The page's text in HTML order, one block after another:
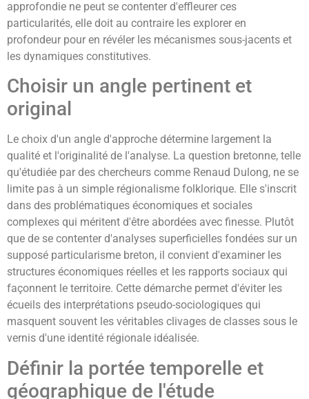
approfondie ne peut se contenter d'effleurer ces
particularités, elle doit au contraire les explorer en
profondeur pour en révéler les mécanismes sous-jacents et
les dynamiques constitutives.
Choisir un angle pertinent et
original
Le choix d'un angle d'approche détermine largement la
qualité et l'originalité de l'analyse. La question bretonne, telle
qu'étudiée par des chercheurs comme Renaud Dulong, ne se
limite pas à un simple régionalisme folklorique. Elle s'inscrit
dans des problématiques économiques et sociales
complexes qui méritent d'être abordées avec finesse. Plutôt
que de se contenter d'analyses superficielles fondées sur un
supposé particularisme breton, il convient d'examiner les
structures économiques réelles et les rapports sociaux qui
façonnent le territoire. Cette démarche permet d'éviter les
écueils des interprétations pseudo-sociologiques qui
masquent souvent les véritables clivages de classes sous le
vernis d'une identité régionale idéalisée.
Définir la portée temporelle et
géographique de l'étude